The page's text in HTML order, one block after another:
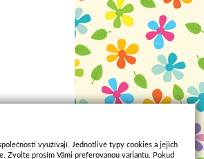
využívají. Jednotlivé typy cookies a jejich
Zvolte prosím Vámi preferovanou variantu. Pokud